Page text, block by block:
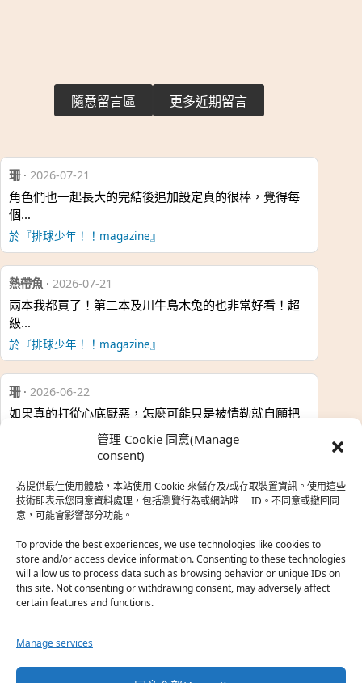
管理 Cookie 同意(Manage
consent)
為提供最佳使用體驗，本站使用 Cookie 來儲存及/或存取裝置資訊。使用這些
技術即表示您同意資料處理，包括瀏覽行為或網站唯一 ID。不同意或撤回同
意，可能會影響部分功能。
To provide the best experiences, we use technologies like cookies to
store and/or access device information. Consenting to these technologies
will allow us to process data such as browsing behavior or unique IDs on
this site. Not consenting or withdrawing consent, may adversely affect
certain features and functions.
Manage services
隨意留言區 更多近期留言
珊· 2026-07-21
角色們也一起長大的完結後追加設定真的很棒，覺得每
個…
於『排球少年！！magazine』
熱帶魚 · 2026-07-21
兩本我都買了！第二本及川牛島木兔的也非常好看！超
級…
於『排球少年！！magazine』
珊· 2026-06-22
如果真的打從心底厭惡，怎麼可能只是被情勒就自願把
熱帶魚·2026-06-22
之前看到網路上有人說灰二自私情勒大家陪他圓夢，但
真…
於『強風吹拂』
珊· 2026-06-18
第…
於『白領羽球部』